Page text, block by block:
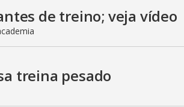
de treino; veja vídeo
treina pesado